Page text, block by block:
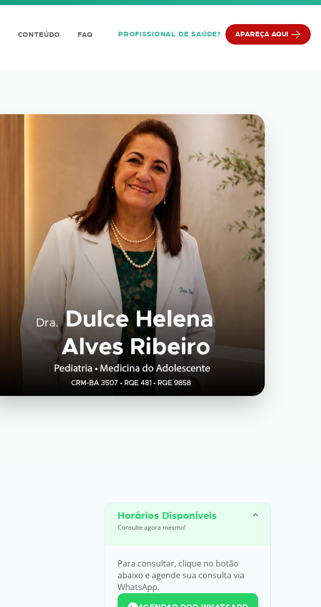
CONTEÚDO FAQ PROFISSIONAL DE SAÚDE? APAREÇA AQUI
Horários Disponíveis
Consulte agora mesmo!
Para consultar, clique no botão
abaixo e agende sua consulta via
WhatsApp.